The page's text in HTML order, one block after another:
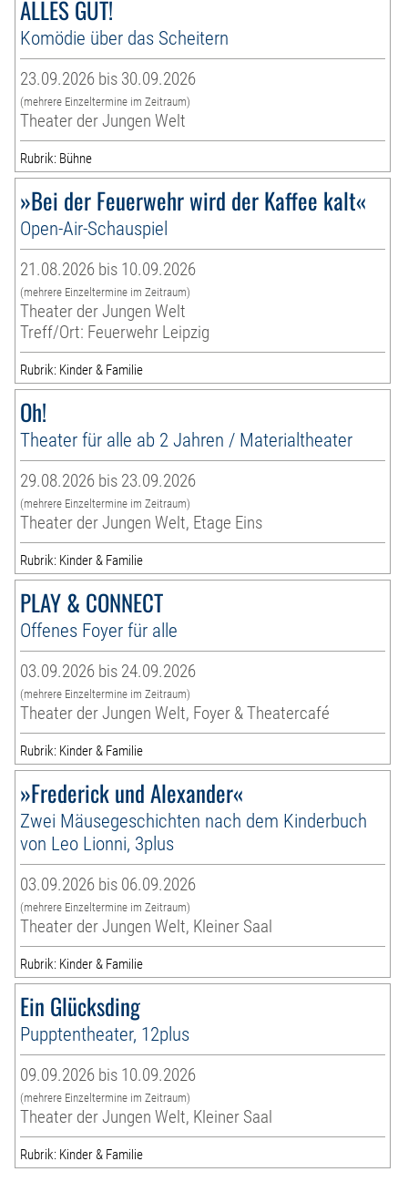
ALLES GUT!
Komödie über das Scheitern
23.09.2026 bis 30.09.2026
(mehrere Einzeltermine im Zeitraum)
Theater der Jungen Welt
Rubrik: Bühne
»Bei der Feuerwehr wird der Kaffee kalt«
Open-Air-Schauspiel
21.08.2026 bis 10.09.2026
(mehrere Einzeltermine im Zeitraum)
Theater der Jungen Welt
Treff/Ort: Feuerwehr Leipzig
Rubrik: Kinder & Familie
Oh!
Theater für alle ab 2 Jahren / Materialtheater
29.08.2026 bis 23.09.2026
(mehrere Einzeltermine im Zeitraum)
Theater der Jungen Welt, Etage Eins
Rubrik: Kinder & Familie
PLAY & CONNECT
Offenes Foyer für alle
03.09.2026 bis 24.09.2026
(mehrere Einzeltermine im Zeitraum)
Theater der Jungen Welt, Foyer & Theatercafé
Rubrik: Kinder & Familie
»Frederick und Alexander«
Zwei Mäusegeschichten nach dem Kinderbuch
von Leo Lionni, 3plus
03.09.2026 bis 06.09.2026
(mehrere Einzeltermine im Zeitraum)
Theater der Jungen Welt, Kleiner Saal
Rubrik: Kinder & Familie
Ein Glücksding
Pupptentheater, 12plus
09.09.2026 bis 10.09.2026
(mehrere Einzeltermine im Zeitraum)
Theater der Jungen Welt, Kleiner Saal
Rubrik: Kinder & Familie